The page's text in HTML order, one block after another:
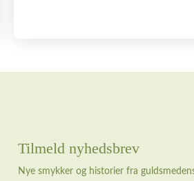
Tilmeld nyhedsbrev
Nye smykker og historier fra